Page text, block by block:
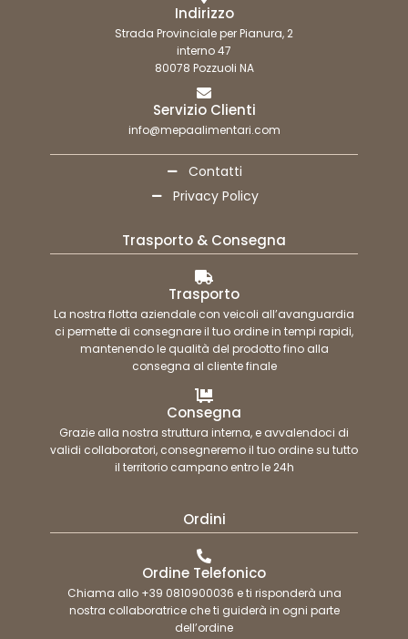
Indirizzo
Strada Provinciale per Pianura, 2
interno 47
80078 Pozzuoli NA
Servizio Clienti
info@mepaalimentari.com
Contatti
Privacy Policy
Trasporto & Consegna
Trasporto
La nostra flotta aziendale con veicoli all’avanguardia
ci permette di consegnare il tuo ordine in tempi rapidi,
mantenendo le qualità del prodotto fino alla
consegna al cliente finale
Consegna
Grazie alla nostra struttura interna, e avvalendoci di
validi collaboratori, consegneremo il tuo ordine su tutto
il territorio campano entro le 24h
Ordini
Ordine Telefonico
Chiama allo +39 0810900036 e ti risponderà una
nostra collaboratrice che ti guiderà in ogni parte
dell’ordine